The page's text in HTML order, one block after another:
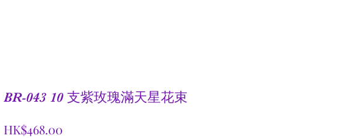
BR-043 10 支紫玫瑰滿天星花束
HK$468.00